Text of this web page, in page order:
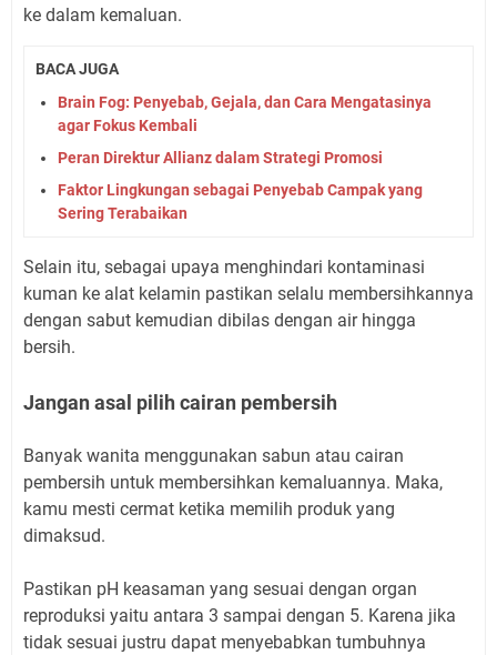
ke dalam kemaluan.
BACA JUGA
Brain Fog: Penyebab, Gejala, dan Cara Mengatasinya
agar Fokus Kembali
Peran Direktur Allianz dalam Strategi Promosi
Faktor Lingkungan sebagai Penyebab Campak yang
Sering Terabaikan
Selain itu, sebagai upaya menghindari kontaminasi
kuman ke alat kelamin pastikan selalu membersihkannya
dengan sabut kemudian dibilas dengan air hingga
bersih.
Jangan asal pilih cairan pembersih
Banyak wanita menggunakan sabun atau cairan
pembersih untuk membersihkan kemaluannya. Maka,
kamu mesti cermat ketika memilih produk yang
dimaksud.
Pastikan pH keasaman yang sesuai dengan organ
reproduksi yaitu antara 3 sampai dengan 5. Karena jika
tidak sesuai justru dapat menyebabkan tumbuhnya